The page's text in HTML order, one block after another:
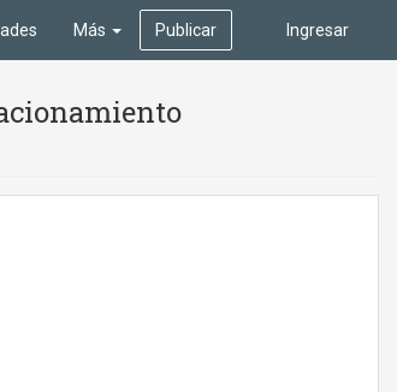
Ingresar
Más Publicar